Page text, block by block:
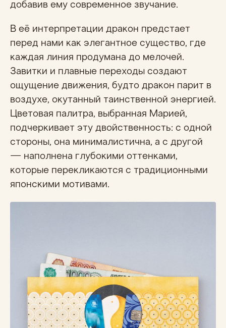
добавив ему современное звучание.
В её интерпретации дракон предстает
перед нами как элегантное существо, где
каждая линия продумана до мелочей.
Завитки и плавные переходы создают
ощущение движения, будто дракон парит в
воздухе, окутанный таинственной энергией.
Цветовая палитра, выбранная Марией,
подчеркивает эту двойственность: с одной
стороны, она минималистична, а с другой
— наполнена глубокими оттенками,
которые перекликаются с традиционными
японскими мотивами.